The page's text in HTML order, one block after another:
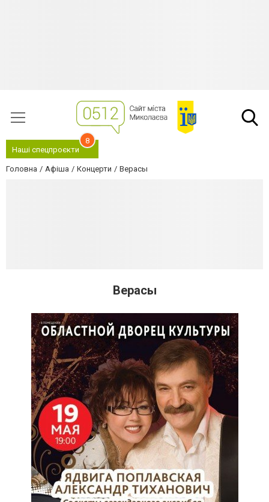
Наші спецпроєкти
8
Головна Афіша Концерти Верасы
Верасы